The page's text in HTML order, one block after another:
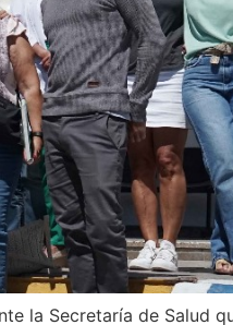
la Secretaría de Salud